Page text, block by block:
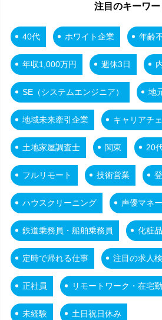
注目のキーワー
40代 ホワイト企業 年齢
年収1,000万円 週休3日
SE（システムエンジニア） 地
地域未来牽引企業 キャリアチ
土地家屋調査士 関東 20
フルリモート 技術営業
ハウスクリーニング 声優マネ
鉄道乗務員・船舶乗務員 化粧品
定時で帰れる仕事 注目の求人
正社員 リモートワーク・在宅
未経験 土日祝日休み